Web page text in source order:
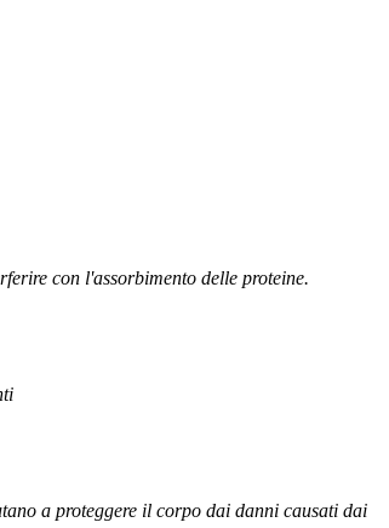
con l'assorbimento delle proteine.
a proteggere il corpo dai danni causati dai